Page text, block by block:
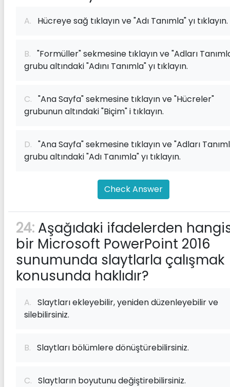
A. Hücreye sağ tıklayın ve "Adı Tanımla" yı tıklayın.
B. "Formüller" sekmesine tıklayın ve "Adları
grubu altındaki "Adını Tanımla" yı tıklayın.
C. "Ana Sayfa" sekmesine tıklayın ve "Hücreler"
grubunun altındaki "Biçim" i tıklayın.
D. "Ana Sayfa" sekmesine tıklayın ve "Adları
grubu altındaki "Adı Tanımla" yı tıklayın.
Check Answer
24: Aşağıdaki ifadelerden
bir Microsoft PowerPoint 2016
sunumunda slaytlarla çalışmak
konusunda haklıdır?
A. Slaytları ekleyebilir, yeniden düzenleyebilir ve
silebilirsiniz.
B. Slaytları bölümlere dönüştürebilirsiniz.
C. Slaytların boyutunu değiştirebilirsiniz.